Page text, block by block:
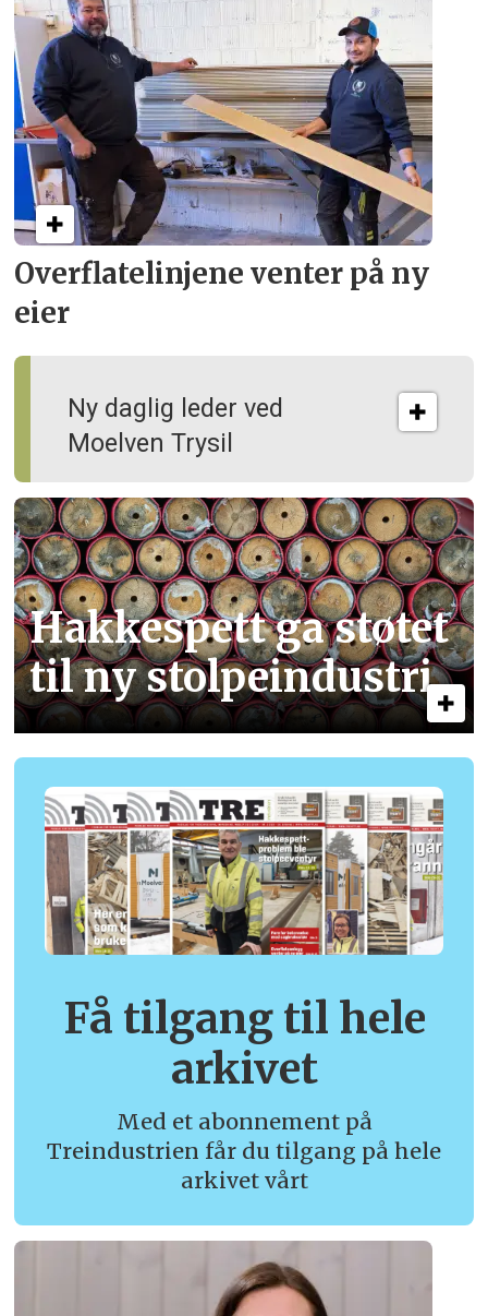
Overflate­linjene venter på ny
eier
Ny daglig leder ved
Moelven Trysil
Hakkespett ga støtet
til ny stolpe­industri
Få tilgang til hele
arkivet
Med et abonnement på
Treindustrien får du tilgang på hele
arkivet vårt